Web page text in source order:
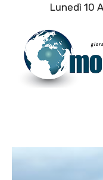
contenuto
Lunedì 10